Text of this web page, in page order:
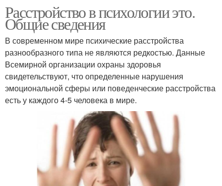
Расстройство в психологии это.
Общие сведения
В современном мире психические расстройства
разнообразного типа не являются редкостью. Данные
Всемирной организации охраны здоровья
свидетельствуют, что определенные нарушения
эмоциональной сферы или поведенческие расстройства
есть у каждого 4-5 человека в мире.